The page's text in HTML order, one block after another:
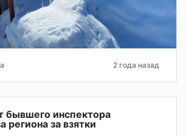
2 года назад
бывшего инспектора
региона за взятки